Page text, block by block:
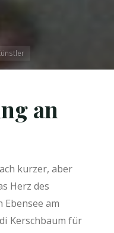
an
kurzer, aber
Herz des
am
Kerschbaum für